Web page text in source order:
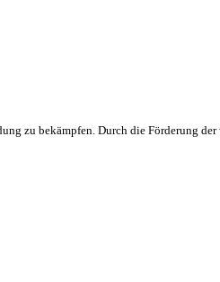
zu bekämpfen. Durch die Förderung